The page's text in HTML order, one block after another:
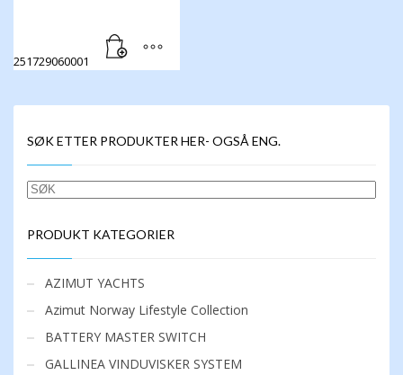
251729060001
SØK ETTER PRODUKTER HER- OGSÅ ENG.
SØK
PRODUKT KATEGORIER
AZIMUT YACHTS
Azimut Norway Lifestyle Collection
BATTERY MASTER SWITCH
GALLINEA VINDUVISKER SYSTEM